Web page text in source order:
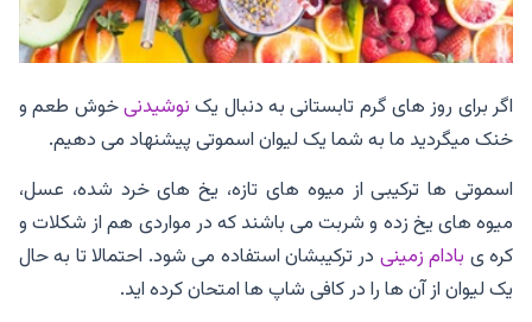
اگر برای روز های گرم تابستانی به دنبال یکنوشیدنیخوش طعم و
خنک میگردید ما به شما یک لیوان اسموتی پیشنهاد می دهیم.
اسموتی ها ترکیبی از میوه های تازه، یخ های خرد شده، عسل،
میوه های یخ زده و شربت می باشند که در مواردی هم از شکلات و
کره ی بادام زمینی در ترکیبشان استفاده می شود. احتمالا تا به حال
یک لیوان از آن ها را در کافی شاپ ها امتحان کرده اید.